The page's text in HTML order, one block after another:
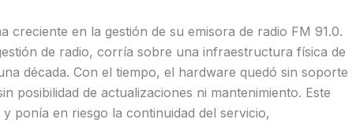
creciente en la gestión de su emisora de radio FM 91.0.
de radio, corría sobre una infraestructura física de
década. Con el tiempo, el hardware quedó sin soporte
posibilidad de actualizaciones ni mantenimiento. Este
ponía en riesgo la continuidad del servicio,